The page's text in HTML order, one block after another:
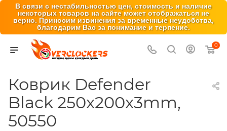
В связи с нестабильностью цен, стоимость и наличие
некоторых товаров на сайте может отображаться не
верно. Приносим извинения за временные неудобства,
благодарим Вас за понимание и терпение.
0
Коврик Defender
Black 250x200x3mm,
50550